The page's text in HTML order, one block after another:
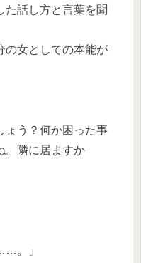
た話し方と言葉を聞
の女としての本能が
ょう？何か困った事
。隣に居ますか
。」